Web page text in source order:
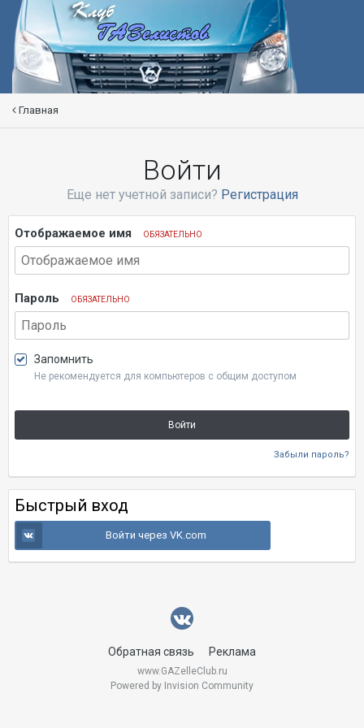
Главная
Войти
Еще нет учетной записи? Регистрация
Отображаемое имя ОБЯЗАТЕЛЬНО
Пароль ОБЯЗАТЕЛЬНО
Запомнить
Не рекомендуется для компьютеров с общим доступом
Войти
Забыли пароль?
Быстрый вход
Войти через VK.com
Обратная связь Реклама
www.GAZelleClub.ru
Powered by Invision Community